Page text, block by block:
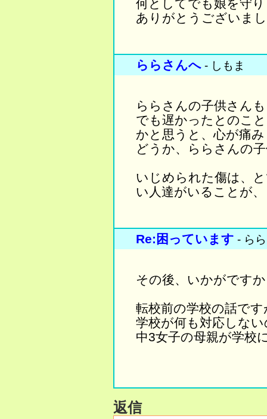
何としてでも娘を守
ありがとうございま
ららさんへ - しもま
ららさんの子供さん
でも遅かったとのこ
かと思うと、心が痛
どうか、ららさんの
いじめられた傷は、
い人達がいることが
Re:困っています - らら
その後、いかがです
転校前の学校の話です
学校が何も対応しな
中3女子の母親が学校
返信